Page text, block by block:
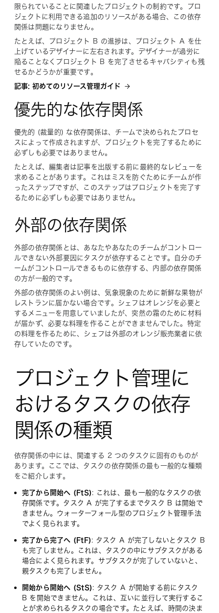
限られていることに関連したプロジェクトの制約です。プロ
ジェクトに利用できる追加のリソースがある場合、この依存
関係は問題になりません。
たとえば、プロジェクト B の進捗は、プロジェクト A を仕
上げているデザイナーに左右されます。デザイナーが過労に
陥ることなくプロジェクト B を完了させるキャパシティも残
せるかどうかが重要です。
記事: 初めてのリソース管理ガイド
優先的な依存関係
優先的 (裁量的) な依存関係は、チームで決められたプロセ
スによって作成されますが、プロジェクトを完了するために
必ずしも必要ではありません。
たとえば、編集者は記事を出版する前に最終的なレビューを
求めることがあります。これはミスを防ぐためにチームが作
ったステップですが、このステップはプロジェクトを完了す
るために必ずしも必要ではありません。
外部の依存関係
外部の依存関係とは、あなたやあなたのチームがコントロー
ルできない外部要因にタスクが依存することです。自分のチ
ームがコントロールできるものに依存する、内部の依存関係
の方が一般的です。
外部の依存関係のよい例は、気象現象のために新鮮な果物が
レストランに届かない場合です。シェフはオレンジを必要と
するメニューを用意していましたが、突然の霜のために材料
が届かず、必要な料理を作ることができませんでした。特定
の料理を作るために、シェフは外部のオレンジ販売業者に依
存していたのです。
プロジェクト管理に
おけるタスクの依存
関係の種類
依存関係の中には、関連する 2 つのタスクに固有のものが
あります。ここでは、タスクの依存関係の最も一般的な種類
をご紹介します。
完了から開始へ (FtS) : これは、最も一般的なタスクの依
存関係です。タスク A が完了するまでタスク B は開始で
きません。ウォーターフォール型のプロジェクト管理手法
でよく見られます。
完了から完了へ (FtF) : タスク A が完了しないとタスク B
も完了しません。これは、タスクの中にサブタスクがある
場合によく見られます。サブタスクが完了していないと、
親タスクも完了しません。
開始から開始へ (StS) : タスク A が開始する前にタスク
B を開始できません。これは、互いに並行して実行するこ
とが求められるタスクの場合です。たとえば、時間の決ま